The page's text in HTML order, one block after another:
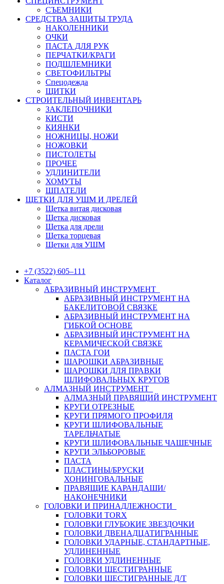
СЪЕМНИКИ
СРЕДСТВА ЗАЩИТЫ ТРУДА
НАКОЛЕННИКИ
ОЧКИ
ПАСТА ДЛЯ РУК
ПЕРЧАТКИ/КРАГИ
ПОДШЛЕМНИКИ
СВЕТОФИЛЬТРЫ
Спецодежда
ЩИТКИ
СТРОИТЕЛЬНЫЙ ИНВЕНТАРЬ
ЗАКЛЕПОЧНИКИ
КИСТИ
КИЯНКИ
НОЖНИЦЫ, НОЖИ
НОЖОВКИ
ПИСТОЛЕТЫ
ПРОЧЕЕ
УДЛИНИТЕЛИ
ХОМУТЫ
ШПАТЕЛИ
ЩЕТКИ ДЛЯ УШМ И ДРЕЛЕЙ
Щетка витая дисковая
Щетка дисковая
Щетка для дрели
Щетка торцевая
Щетки для УШМ
+7 (3522) 605‒111
Каталог
АБРАЗИВНЫЙ ИНСТРУМЕНТ
АБРАЗИВНЫЙ ИНСТРУМЕНТ НА
БАКЕЛИТОВОЙ СВЯЗКЕ
АБРАЗИВНЫЙ ИНСТРУМЕНТ НА
ГИБКОЙ ОСНОВЕ
АБРАЗИВНЫЙ ИНСТРУМЕНТ НА
КЕРАМИЧЕСКОЙ СВЯЗКЕ
ПАСТА ГОИ
ШАРОШКИ АБРАЗИВНЫЕ
ШАРОШКИ ДЛЯ ПРАВКИ
ШЛИФОВАЛЬНЫХ КРУГОВ
АЛМАЗНЫЙ ИНСТРУМЕНТ
АЛМАЗНЫЙ ПРАВЯЩИЙ ИНСТРУМЕНТ
КРУГИ ОТРЕЗНЫЕ
КРУГИ ПРЯМОГО ПРОФИЛЯ
КРУГИ ШЛИФОВАЛЬНЫЕ
ТАРЕЛЬЧАТЫЕ
КРУГИ ШЛИФОВАЛЬНЫЕ ЧАШЕЧНЫЕ
КРУГИ ЭЛЬБОРОВЫЕ
ПАСТА
ПЛАСТИНЫ/БРУСКИ
ХОНИНГОВАЛЬНЫЕ
ПРАВЯЩИЕ КАРАНДАШИ/
НАКОНЕЧНИКИ
ГОЛОВКИ И ПРИНАДЛЕЖНОСТИ
ГОЛОВКИ TORX
ГОЛОВКИ ГЛУБОКИЕ ЗВЕЗДОЧКИ
ГОЛОВКИ ДВЕНАДЦАТИГРАННЫЕ
ГОЛОВКИ УДАРНЫЕ, СТАНДАРТНЫЕ,
УДЛИНЕННЫЕ
ГОЛОВКИ УДЛИНЕННЫЕ
ГОЛОВКИ ШЕСТИГРАННЫЕ
ГОЛОВКИ ШЕСТИГРАННЫЕ Д/Т